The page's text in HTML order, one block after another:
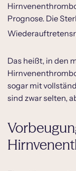
Prognose. Die
Das heißt, in den
sogar mit
sind zwar selten,